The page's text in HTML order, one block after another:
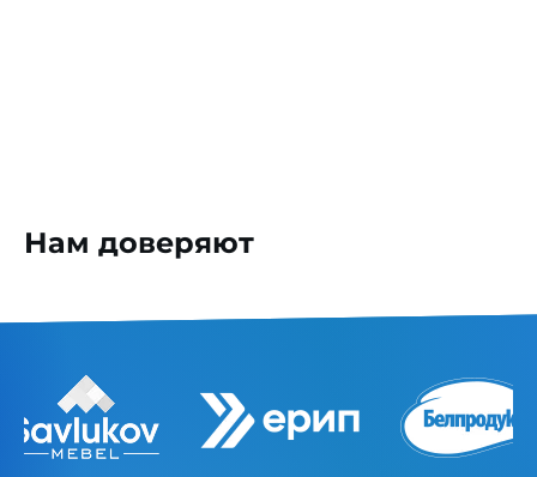
Нам доверяют